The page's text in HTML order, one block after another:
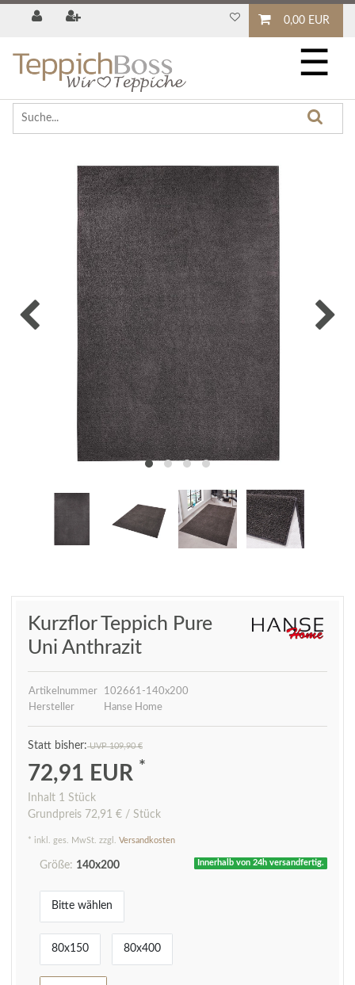
0,00 EUR
☰
Kurzflor Teppich Pure
Uni Anthrazit
Artikelnummer
102661-140x200
Hersteller
Hanse Home
UVP 109,90 €
72,91 EUR *
Inhalt 1 Stück
Grundpreis 72,91 € / Stück
* inkl. ges. MwSt. zzgl. Versandkosten
Innerhalb von 24h versandfertig.
Größe: 140x200
Bitte wählen
80x150 80x400